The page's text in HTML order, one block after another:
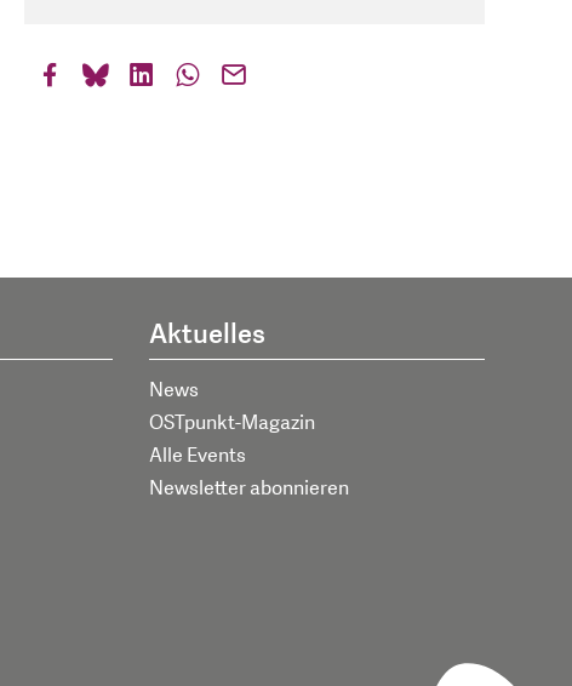
Aktuelles
News
OSTpunkt-Magazin
Alle Events
Newsletter abonnieren